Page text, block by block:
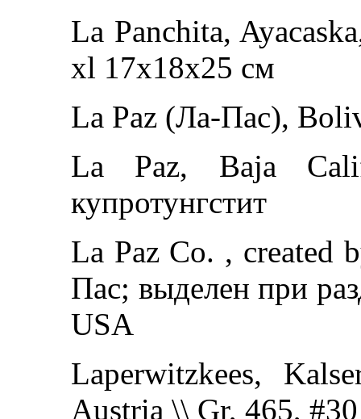
La Panchita,
xl 17x18x25 см
La Paz (Ла-Пас),
La Paz, Baja
купротунгстит
La Paz Co. , created
Пас; выделен при
USA
Laperwitzkees,
Austria \\ Gr, 465, #30